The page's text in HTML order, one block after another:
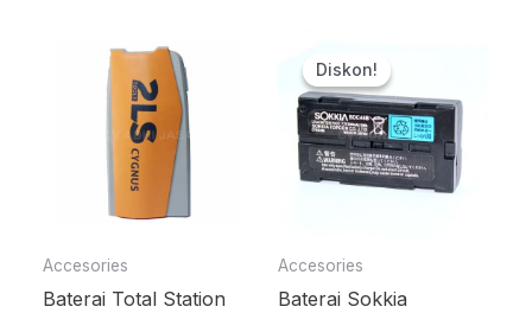
Accesories
Baterai Total Station
Diskon!
Diskon!
Accesories
Baterai Sokkia
adalah:
Rp1.500.000.